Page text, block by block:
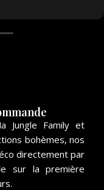
Jungle Family et
bohèmes, nos
directement par
sur la première